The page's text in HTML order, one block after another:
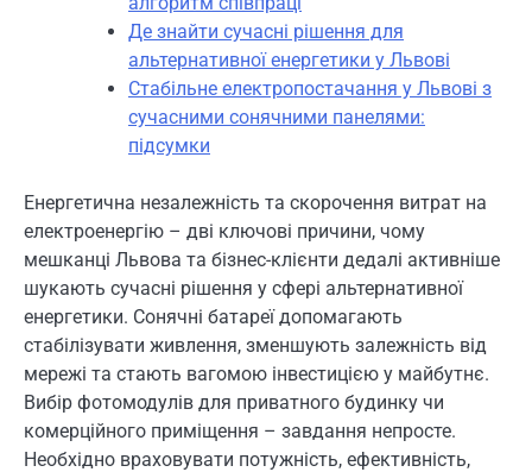
Де знайти сучасні рішення для
альтернативної енергетики у Львові
Стабільне електропостачання у Львові з
сучасними сонячними панелями:
підсумки
Енергетична незалежність та скорочення витрат на
електроенергію – дві ключові причини, чому
мешканці Львова та бізнес-клієнти дедалі активніше
шукають сучасні рішення у сфері альтернативної
енергетики. Сонячні батареї допомагають
стабілізувати живлення, зменшують залежність від
мережі та стають вагомою інвестицією у майбутнє.
Вибір фотомодулів для приватного будинку чи
комерційного приміщення – завдання непросте.
Необхідно враховувати потужність, ефективність,